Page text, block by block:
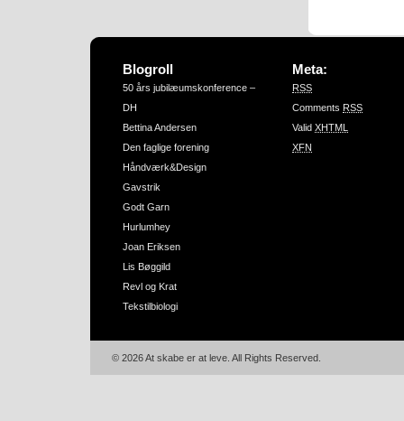
Blogroll
50 års jubilæumskonference –
DH
Bettina Andersen
Den faglige forening
Håndværk&Design
Gavstrik
Godt Garn
Hurlumhey
Joan Eriksen
Lis Bøggild
Revl og Krat
Tekstilbiologi
Meta:
RSS
Comments RSS
Valid XHTML
XFN
© 2026 At skabe er at leve. All Rights Reserved.